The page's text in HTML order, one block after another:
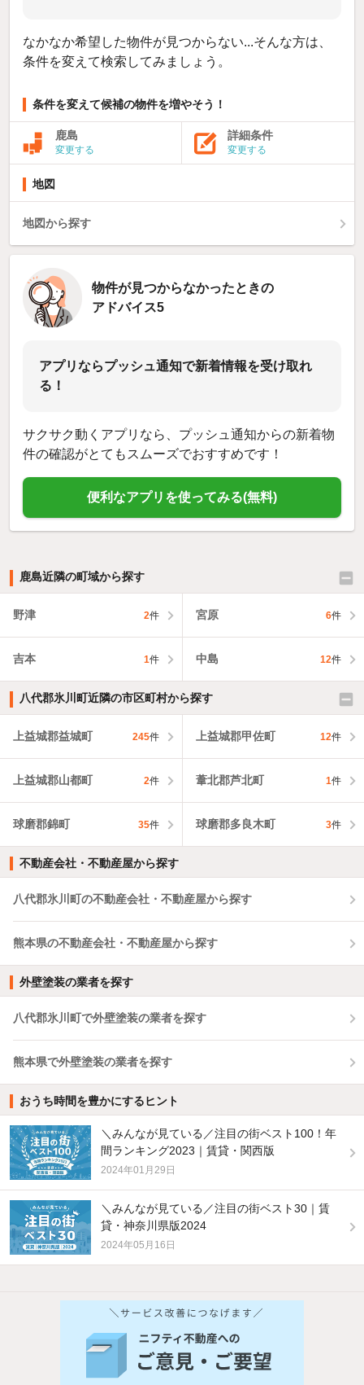
なかなか希望した物件が見つからない...そんな方は、
条件を変えて検索してみましょう。
条件を変えて候補の物件を増やそう！
鹿島
変更する
詳細条件
変更する
地図
地図から探す
物件が見つからなかったときの
アドバイス5
アプリならプッシュ通知で新着情報を受け取れ
る！
サクサク動くアプリなら、プッシュ通知からの新着物
件の確認がとてもスムーズでおすすめです！
便利なアプリを使ってみる(無料)
鹿島近隣の町域から探す
野津 2件 宮原 6件
吉本 1件 中島 12件
八代郡氷川町近隣の市区町村から探す
上益城郡益城町 245件 上益城郡甲佐町 12件
上益城郡山都町 2件 葦北郡芦北町 1件
球磨郡錦町 35件 球磨郡多良木町 3件
不動産会社・不動産屋から探す
八代郡氷川町の不動産会社・不動産屋から探す
熊本県の不動産会社・不動産屋から探す
外壁塗装の業者を探す
八代郡氷川町で外壁塗装の業者を探す
熊本県で外壁塗装の業者を探す
おうち時間を豊かにするヒント
＼みんなが見ている／注目の街ベスト100！年
間ランキング2023｜賃貸・関西版
2024年01月29日
＼みんなが見ている／注目の街ベスト30｜賃
貸・神奈川県版2024
2024年05月16日
バス・トイレ別 2階以上